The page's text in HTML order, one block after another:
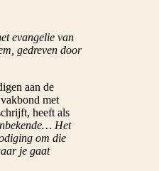
evangelie van
gedreven door
aan de
met
heeft als
Het
om die
je gaat